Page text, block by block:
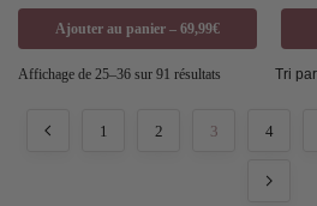
Ajouter au panier – 69,99€
Affichage de 25–36 sur 91 résultats
1 2 3 4